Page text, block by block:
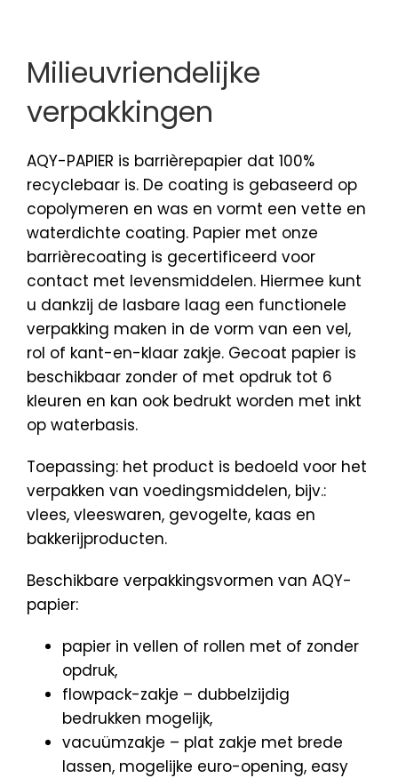
Milieuvriendelijke
verpakkingen
AQY-PAPIER is barrièrepapier dat 100%
recyclebaar is. De coating is gebaseerd op
copolymeren en was en vormt een vette en
waterdichte coating. Papier met onze
barrièrecoating is gecertificeerd voor
contact met levensmiddelen. Hiermee kunt
u dankzij de lasbare laag een functionele
verpakking maken in de vorm van een vel,
rol of kant-en-klaar zakje. Gecoat papier is
beschikbaar zonder of met opdruk tot 6
kleuren en kan ook bedrukt worden met inkt
op waterbasis.
Toepassing: het product is bedoeld voor het
verpakken van voedingsmiddelen, bijv.:
vlees, vleeswaren, gevogelte, kaas en
bakkerijproducten.
Beschikbare verpakkingsvormen van AQY-
papier:
papier in vellen of rollen met of zonder
opdruk,
flowpack-zakje – dubbelzijdig
bedrukken mogelijk,
vacuümzakje – plat zakje met brede
lassen, mogelijke euro-opening, easy